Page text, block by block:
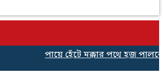
পায়ে হেঁটে মক্কার পথে হজ পালনের